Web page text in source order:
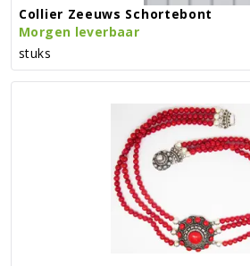
Collier Zeeuws Schortebont
Morgen leverbaar
stuks